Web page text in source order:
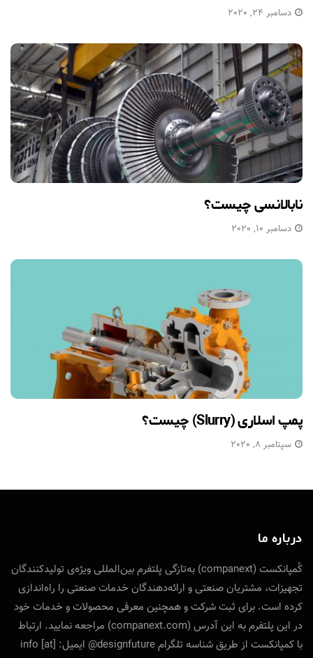
دسامبر 24, 2020
نابالانسی چیست؟
دسامبر 10, 2020
پمپ اسلاری (Slurry) چیست؟
سپتامبر 8, 2020
درباره ما
کُمپانکست (companext) به‌تازگی پلتفرم بین‌المللی ویژه‌ی تولید‌کنندگان
تجهیزات، مشتریان صنعتی و ارائه‌دهندگان خدمات صنعتی را راه‌اندازی
کرده است. برای ثبت شرکت و همچنین معرفی محصولات و خدمات خود
در این پلتفرم به این آدرس (companext.com) مراجعه نمایید. ارتباط
با کمپانکست از طریق شناسه تلگرام designfuture@ ایمیل: info [at]